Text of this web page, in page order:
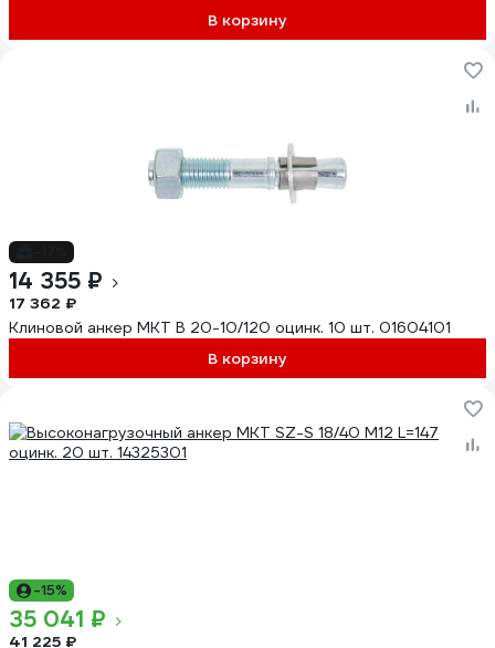
В корзину
14 355 ₽
17 362 ₽
Клиновой анкер MKT B 20-10/120 оцинк. 10 шт. 01604101
В корзину
-15%
35 041 ₽
41 225 ₽